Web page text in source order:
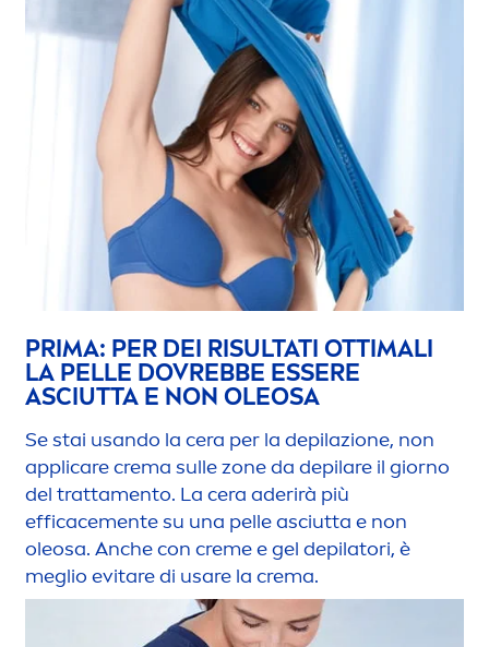
PRIMA: PER DEI RISULTATI OTTIMALI
LA PELLE DOVREBBE ESSERE
ASCIUTTA E NON OLEOSA
Se stai usando la cera per la depilazione, non
applicarecrema sulle zone da depilare il giorno
del trattamento. La cera aderirà più
efficacemente su una pelle asciutta e non
oleosa. Anche con cremee gel depilatori, è
meglio evitare di usare la crema.